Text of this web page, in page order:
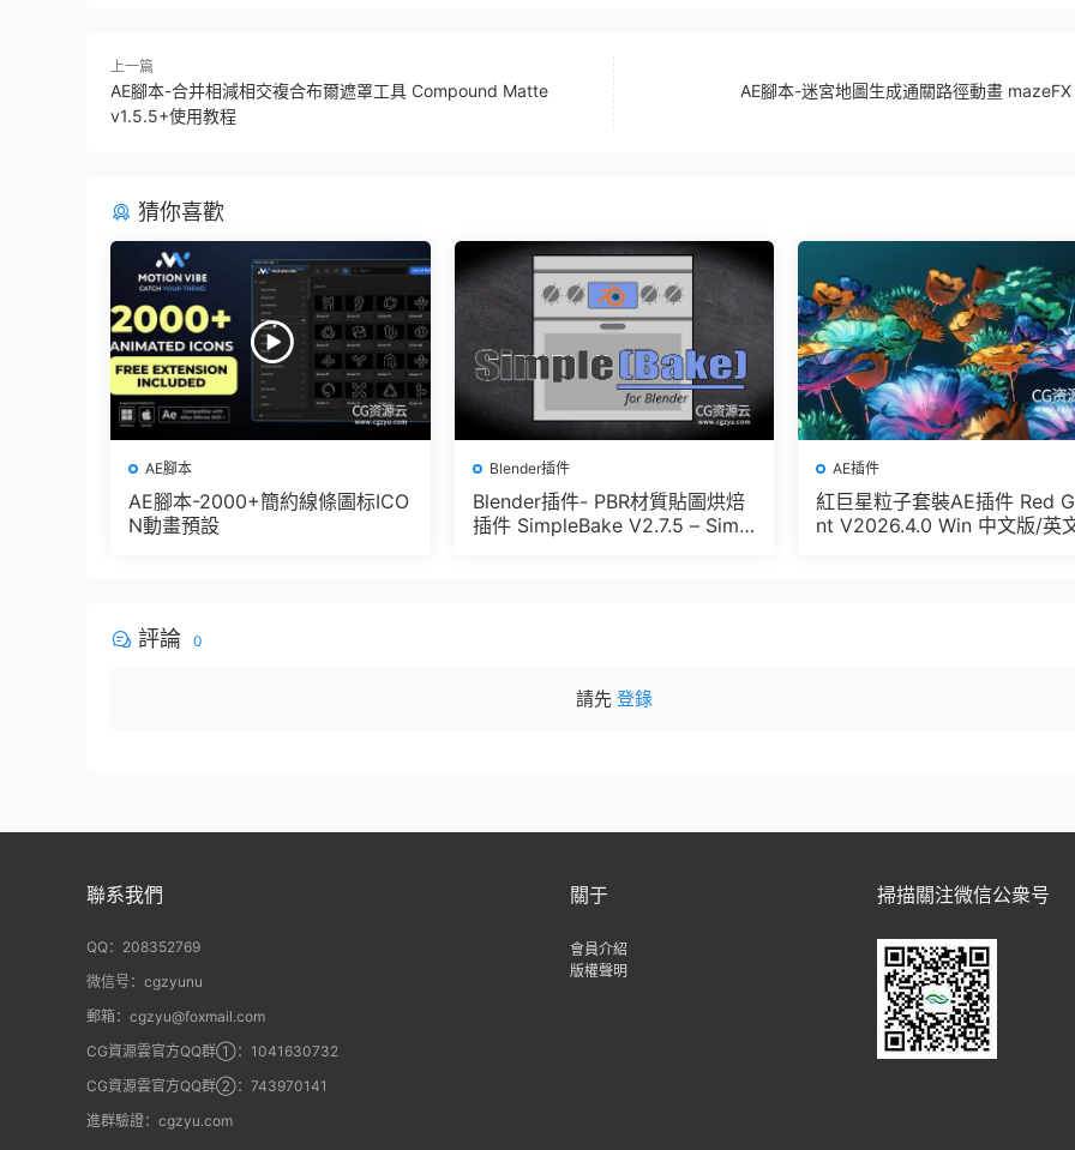
上一篇
AE腳本-合并相減相交複合布爾遮罩工具 Compound Matte
v1.5.5+使用教程
AE腳本-迷宮地圖生成通關路徑動畫
猜你喜歡
AE腳本
AE腳本-2000+簡約線條圖标ICO
N動畫預設
Blender插件
Blender插件- PBR材質貼圖烘焙
插件 SimpleBake V2.7.5 – Simpl
AE插件
紅巨星粒子套裝AE插件 Red
nt V2026.4.0 Win 中文版/英
評論 0
請先 登錄
聯系我們
QQ：208352769
微信号：cgzyunu
郵箱：cgzyu@foxmail.com
CG資源雲官方QQ群①：1041630732
CG資源雲官方QQ群②：743970141
進群驗證：cgzyu.com
關于
會員介紹
版權聲明
掃描關注微信公衆号